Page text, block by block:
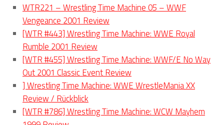
WTR221 – Wrestling Time Machine 05 – WWF
Vengeance 2001 Review
[WTR #443] Wrestling Time Machine: WWE Royal
Rumble 2001 Review
[WTR #455] Wrestling Time Machine: WWF/E No Way
Out 2001 Classic Event Review
] Wrestling Time Machine: WWE WrestleMania XX
Review / Rückblick
[WTR #786] Wrestling Time Machine: WCW Mayhem